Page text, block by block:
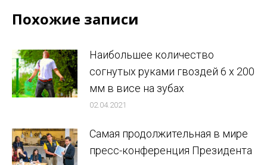
Похожие записи
Наибольшее количество
согнутых руками гвоздей 6 x 200
мм в висе на зубах
02.04.2021
Самая продолжительная в мире
пресс-конференция Президента